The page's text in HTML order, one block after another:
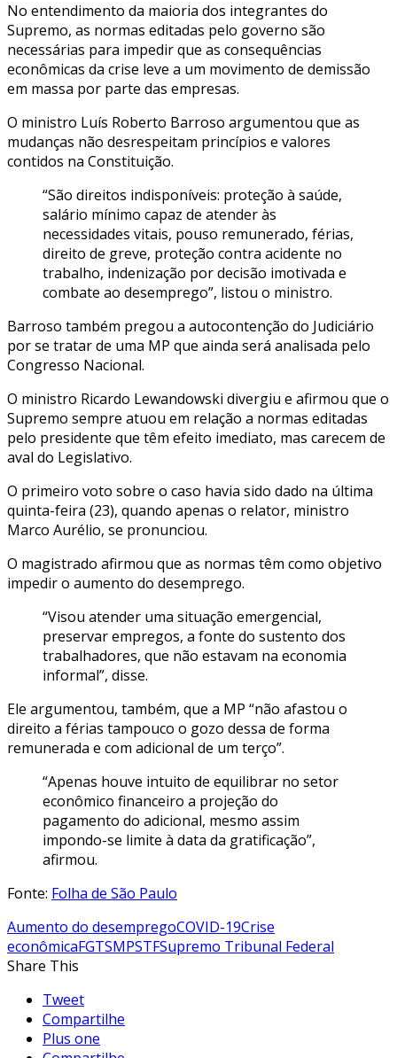
No entendimento da maioria dos integrantes do
Supremo, as normas editadas pelo governo são
necessárias para impedir que as consequências
econômicas da crise leve a um movimento de demissão
em massa por parte das empresas.
O ministro Luís Roberto Barroso argumentou que as
mudanças não desrespeitam princípios e valores
contidos na Constituição.
“São direitos indisponíveis: proteção à saúde,
salário mínimo capaz de atender às
necessidades vitais, pouso remunerado, férias,
direito de greve, proteção contra acidente no
trabalho, indenização por decisão imotivada e
combate ao desemprego”, listou o ministro.
Barroso também pregou a autocontenção do Judiciário
por se tratar de uma MP que ainda será analisada pelo
Congresso Nacional.
O ministro Ricardo Lewandowski divergiu e afirmou que o
Supremo sempre atuou em relação a normas editadas
pelo presidente que têm efeito imediato, mas carecem de
aval do Legislativo.
O primeiro voto sobre o caso havia sido dado na última
quinta-feira (23), quando apenas o relator, ministro
Marco Aurélio, se pronunciou.
O magistrado afirmou que as normas têm como objetivo
impedir o aumento do desemprego.
“Visou atender uma situação emergencial,
preservar empregos, a fonte do sustento dos
trabalhadores, que não estavam na economia
informal”, disse.
Ele argumentou, também, que a MP “não afastou o
direito a férias tampouco o gozo dessa de forma
remunerada e com adicional de um terço”.
“Apenas houve intuito de equilibrar no setor
econômico financeiro a projeção do
pagamento do adicional, mesmo assim
impondo-se limite à data da gratificação”,
afirmou.
Fonte: Folha de São Paulo
Aumento do desempregoCOVID-19Crise
econômicaFGTSMPSTFSupremo Tribunal Federal
Share This
Tweet
Compartilhe
Plus one